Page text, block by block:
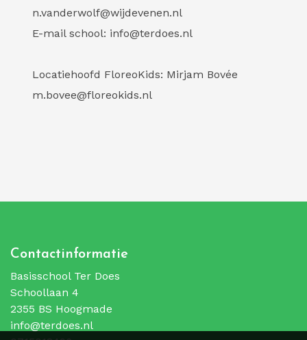
n.vanderwolf@wijdevenen.nl
E-mail school: info@terdoes.nl
Locatiehoofd FloreoKids: Mirjam Bovée
m.bovee@floreokids.nl
Contactinformatie
Basisschool Ter Does
Schoollaan 4
2355 BS Hoogmade
info@terdoes.nl